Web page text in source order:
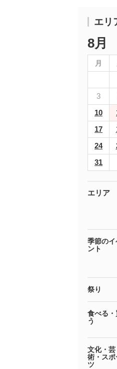
エリ
8月
月
3
10
17
24
31
エリア
季節のイ
ント
祭り
食べる・
う
文化・芸
術・スポ
ツ